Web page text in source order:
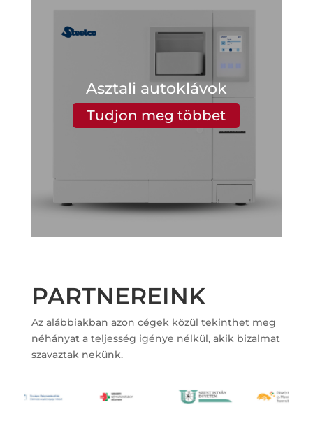
Asztali autoklávok
Tudjon meg többet
PARTNEREINK
Az alábbiakban azon cégek közül tekinthet meg
néhányat a teljesség igénye nélkül, akik bizalmat
szavaztak nekünk.